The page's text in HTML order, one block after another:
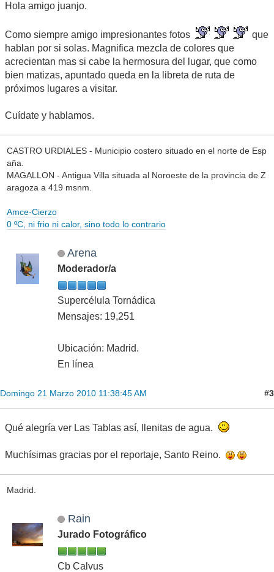
Hola amigo juanjo.
Como siempre amigo impresionantes fotos
que
hablan por si solas. Magnifica mezcla de colores que
acrecientan mas si cabe la hermosura del lugar, que como
bien matizas, apuntado queda en la libreta de ruta de
próximos lugares a visitar.
Cuídate y hablamos.
CASTRO URDIALES - Municipio costero situado en el norte de Esp
aña.
MAGALLON - Antigua Villa situada al Noroeste de la provincia de Z
aragoza a 419 msnm.
Amce-Cierzo
0 ºC, ni frio ni calor, sino todo lo contrario
Arena
Moderador/a
Supercélula Tornádica
Mensajes: 19,251
Ubicación: Madrid.
En línea
Domingo 21 Marzo 2010 11:38:45 AM #3
Qué alegría ver Las Tablas así, llenitas de agua.
Muchísimas gracias por el reportaje, Santo Reino.
Madrid.
Rain
Jurado Fotográfico
Cb Calvus